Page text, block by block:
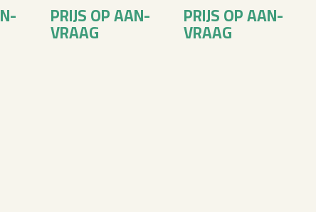
PRIJS OP AAN­
VRAAG
PRIJS OP AAN­
VRAAG